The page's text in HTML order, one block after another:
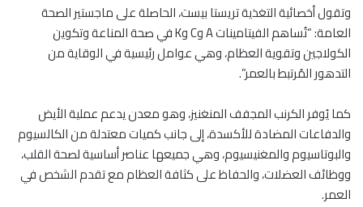
وتقول أخصائية التغذية تريستا بيست، الحاصلة على ماجستير الصحة
العامة: “تُساهم الفيتامينات A وC وK في صحة المناعة وتكوين
الكولاجين وتقوية العظام، وهي عوامل رئيسية في الوقاية من
التدهور المُرتبط بالعمر”.
كما يُوفر الكرنب المجفف المنغنيز، وهو معدن يدعم عملية الأيض
والدفاعات المضادة للأكسدة، إلى جانب كميات معتدلة من الكالسيوم
والبوتاسيوم والمغنيسيوم، وهي جميعها عناصر أساسية لصحة القلب،
ووظائف العضلات، والحفاظ على كثافة العظام مع تقدم الشخص في
العمر.